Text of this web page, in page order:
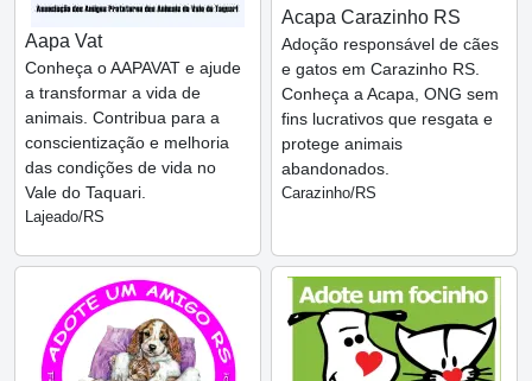
Aapa Vat
Conheça o AAPAVAT e ajude
a transformar a vida de
animais. Contribua para a
conscientização e melhoria
das condições de vida no
Vale do Taquari.
Lajeado/RS
Acapa Carazinho RS
Adoção responsável de cães
e gatos em Carazinho RS.
Conheça a Acapa, ONG sem
fins lucrativos que resgata e
protege animais
abandonados.
Carazinho/RS